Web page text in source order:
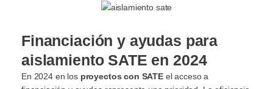
Financiación y ayudas para
aislamiento SATE en 2024
En 2024 en los proyectos con SATE el acceso a